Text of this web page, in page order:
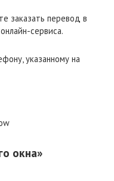
заказать перевод в
сервиса.
указанному на
окна»